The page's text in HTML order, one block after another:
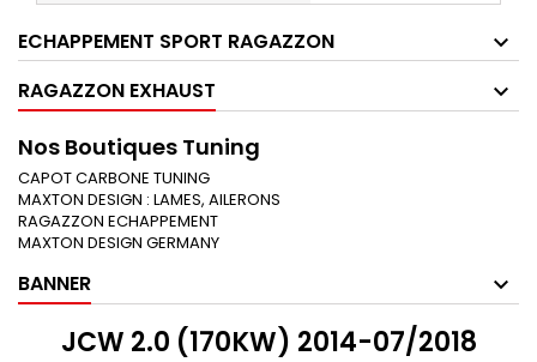
ECHAPPEMENT SPORT RAGAZZON
RAGAZZON EXHAUST
Nos Boutiques Tuning
CAPOT CARBONE TUNING
MAXTON DESIGN : LAMES, AILERONS
RAGAZZON ECHAPPEMENT
MAXTON DESIGN GERMANY
BANNER
JCW 2.0 (170KW) 2014-07/2018